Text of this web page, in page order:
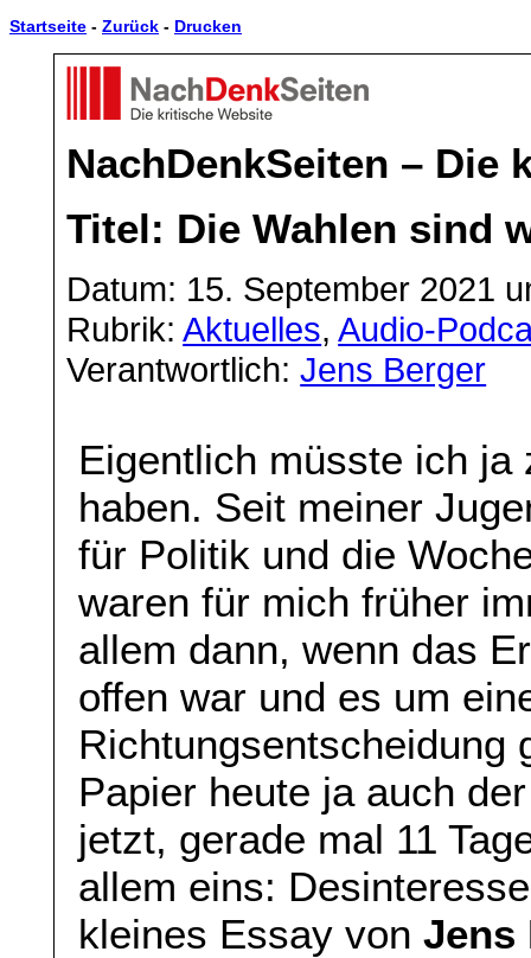
Startseite - Zurück - Drucken
NachDenkSeiten – Die
Titel: Die Wahlen sind
Datum: 15. September 2021
Rubrik:Aktuelles,Audio-
Verantwortlich:Jens Berger
Eigentlich müsste ich
haben. Seit meiner
für Politik und die
waren für mich früher
allem dann, wenn das
offen war und es um
Richtungsentscheidung
Papier heute ja auch
jetzt, gerade mal 11
allem eins:
kleines Essay vonJens